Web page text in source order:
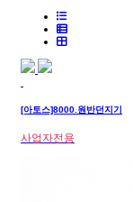
[아토스]8000.원반던지기
사업자전용